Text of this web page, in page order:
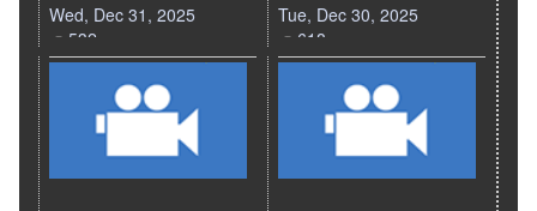
Wed, Dec 31, 2025
532
Tue, Dec 30, 2025
618